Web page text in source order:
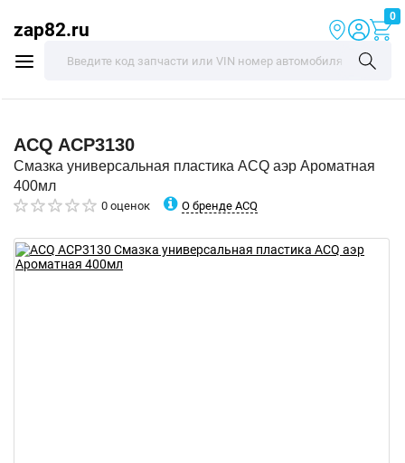
zap82.ru
0
ACQ ACP3130
Смазка универсальная пластика ACQ аэр Ароматная
400мл
0 оценок О бренде ACQ